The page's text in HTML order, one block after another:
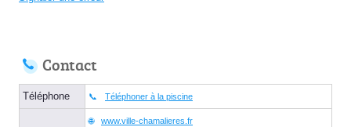
Contact
Téléphone Téléphoner à la piscine
www.ville-chamalieres.fr